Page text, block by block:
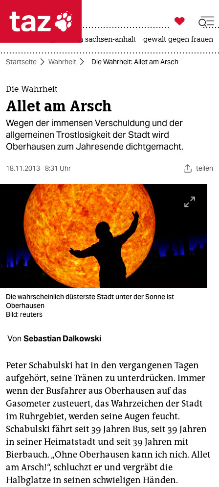
 taz zahl ich
taz zahl ich
themen
politik
öko
sport
berlin
nord
wahrheit
verlag
verlag
shop
fragen & hilfe
unterstützen
abo
genossenschaft
epaper login

taz zahl ich
landtagswahl in sachsen-anhalt gewalt gegen frauen
Startseite Wahrheit Die Wahrheit: Allet am Arsch
Die Wahrheit
Allet am Arsch
Wegen der immensen Verschuldung und der
allgemeinen Trostlosigkeit der Stadt wird
Oberhausen zum Jahresende dichtgemacht.
18.11.2013 8:31 Uhr teilen
Die wahrscheinlich düsterste Stadt unter der Sonne ist
Oberhausen
Bild: reuters
Von Sebastian Dalkowski
Peter Schabulski hat in den vergangenen Tagen
aufgehört, seine Tränen zu unterdrücken. Immer
wenn der Busfahrer aus Oberhausen auf das
Gasometer zusteuert, das Wahrzeichen der Stadt
im Ruhrgebiet, werden seine Augen feucht.
Schabulski fährt seit 39 Jahren Bus, seit 39 Jahren
in seiner Heimatstadt und seit 39 Jahren mit
Bierbauch. „Ohne Oberhausen kann ich nich. Allet
am Arsch!“, schluchzt er und vergräbt die
Halbglatze in seinen schwieligen Händen.